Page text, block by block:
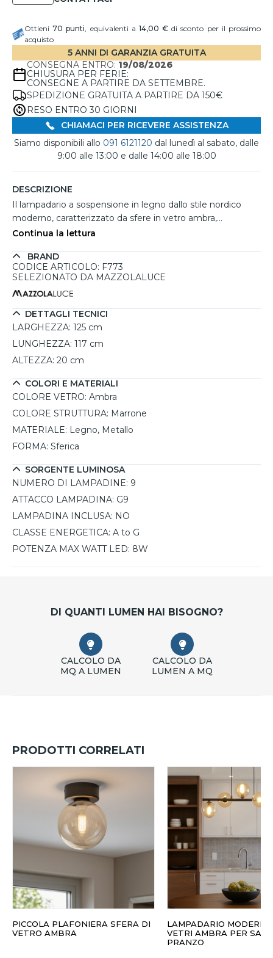
Ottieni70 punti, equivalenti a 14,00 € di sconto per il prossimo
acquisto
5 ANNI DI GARANZIA GRATUITA
CONSEGNA ENTRO: 19/08/2026
CHIUSURA PER FERIE:
CONSEGNE A PARTIRE DA SETTEMBRE.
SPEDIZIONE GRATUITA A PARTIRE DA 150€
RESO ENTRO 30 GIORNI
CHIAMACI PER RICEVERE ASSISTENZA
Siamo disponibili allo 091 6121120 dal lunedì al sabato, dalle
9:00 alle 13:00 e dalle 14:00 alle 18:00
DESCRIZIONE
Il lampadario a sospensione in legno dallo stile nordico
moderno, caratterizzato da sfere in vetro ambra,
rappresenta una fusione perfetta tra eleganza e
arricchire i soggiorni, creando un'atmosfera calda e
accogliente. La struttura in legno marrone, abbinata ai
classe. Grazie alla possibilità di regolare l'altezza, si adatta
facilmente a diverse altezze di soffitto. Per
un'illuminazione personalizzata, è possibile scegliere le
lampadine G9, permettendo di creare l'atmosfera
luminosa.
Continua la lettura
BRAND
CODICE ARTICOLO: F773
SELEZIONATO DA MAZZOLALUCE
DETTAGLI TECNICI
LARGHEZZA: 125 cm
LUNGHEZZA: 117 cm
ALTEZZA: 20 cm
COLORI E MATERIALI
COLORE VETRO: Ambra
COLORE STRUTTURA: Marrone
MATERIALE: Legno, Metallo
FORMA: Sferica
SORGENTE LUMINOSA
NUMERO DI LAMPADINE: 9
ATTACCO LAMPADINA: G9
LAMPADINA INCLUSA: NO
CLASSE ENERGETICA: A to G
POTENZA MAX WATT LED: 8W
DI QUANTI LUMEN HAI BISOGNO?
CALCOLO DA
MQ A LUMEN
CALCOLO DA
LUMEN A MQ
PRODOTTI CORRELATI
PICCOLA PLAFONIERA SFERA DI
VETRO AMBRA
LAMPADARIO
VETRI AMBRA PER
PRANZO